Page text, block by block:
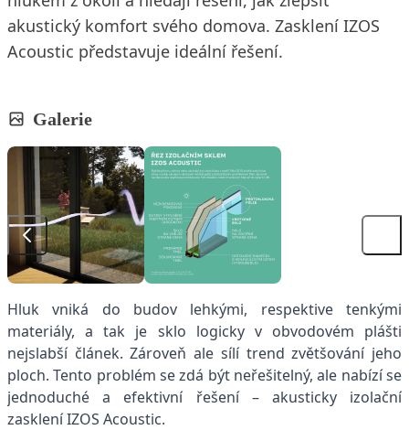
akustický komfort svého domova. Zasklení IZOS
Acoustic představuje ideální řešení.
Galerie
Hluk vniká do budov lehkými, respektive tenkými
materiály, a tak je sklo logicky v obvodovém plášti
nejslabší článek. Zároveň ale sílí trend zvětšování jeho
ploch. Tento problém se zdá být neřešitelný, ale nabízí se
jednoduché a efektivní řešení – akusticky izolační
zasklení IZOS Acoustic.